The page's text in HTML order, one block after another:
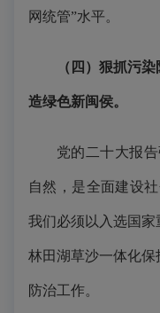
网统管”水平。
（四）狠抓污
造绿色新闽侯。
党的二十大报
自然，是全面建设
我们必须以入选国
林田湖草沙一体化
防治工作。